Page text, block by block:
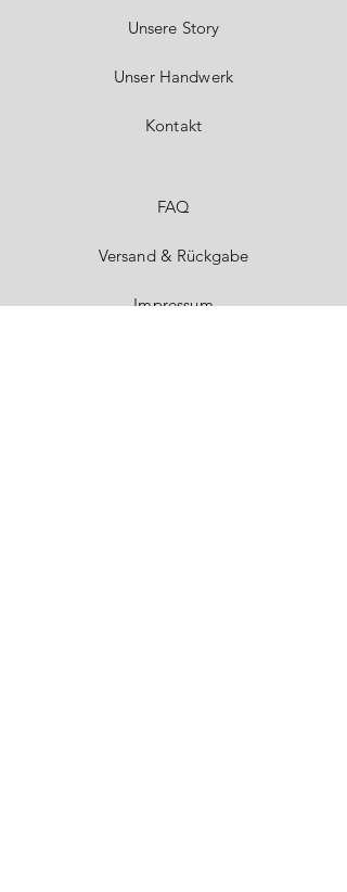
Unsere Story
Unser Handwerk
Kontakt
FAQ
Versand & Rückgabe
Impressum